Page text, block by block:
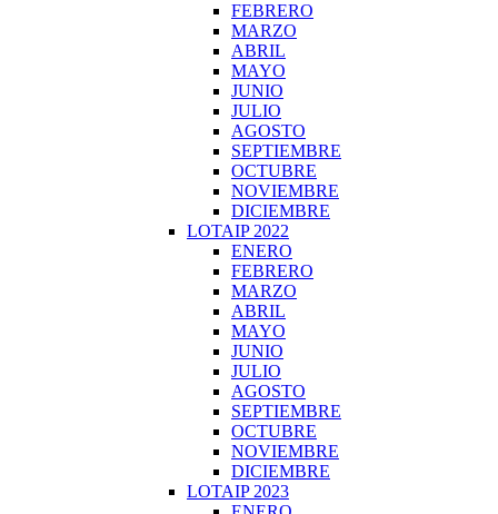
FEBRERO
MARZO
ABRIL
MAYO
JUNIO
JULIO
AGOSTO
SEPTIEMBRE
OCTUBRE
NOVIEMBRE
DICIEMBRE
LOTAIP 2022
ENERO
FEBRERO
MARZO
ABRIL
MAYO
JUNIO
JULIO
AGOSTO
SEPTIEMBRE
OCTUBRE
NOVIEMBRE
DICIEMBRE
LOTAIP 2023